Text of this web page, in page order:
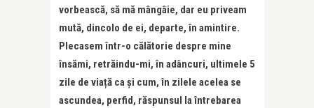
vorbească, să mă mângâie, dar eu priveam
mută, dincolo de ei, departe, în amintire.
Plecasem într-o călătorie despre mine
însămi, retrăindu-mi, în adâncuri, ultimele 5
zile de viață ca și cum, în zilele acelea se
ascundea, perfid, răspunsul la întrebarea